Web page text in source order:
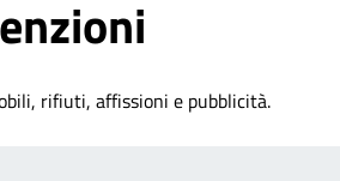
rifiuti, affissioni e pubblicità.